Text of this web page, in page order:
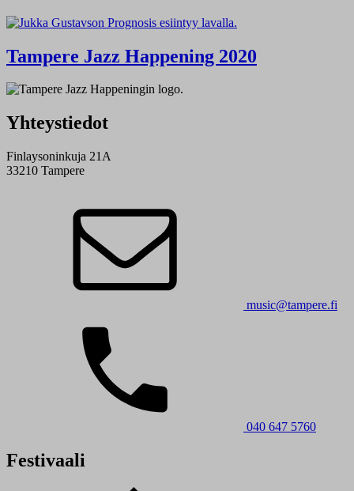
Tampere Jazz Happening 2020
Yhteystiedot
Finlaysoninkuja 21A
33210 Tampere
music@tampere.fi
040 647 5760
Festivaali